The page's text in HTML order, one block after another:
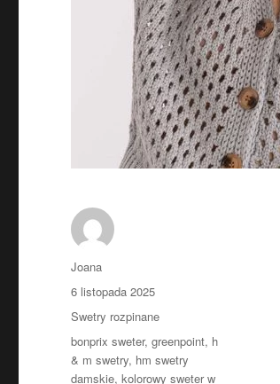
Autor
Joana
Opublikowano
6 listopada 2025
Kategorie
Swetry rozpinane
Tagi
bonprix sweter,greenpoint, h
& m swetry, hm swetry
damskie,kolorowy sweter w